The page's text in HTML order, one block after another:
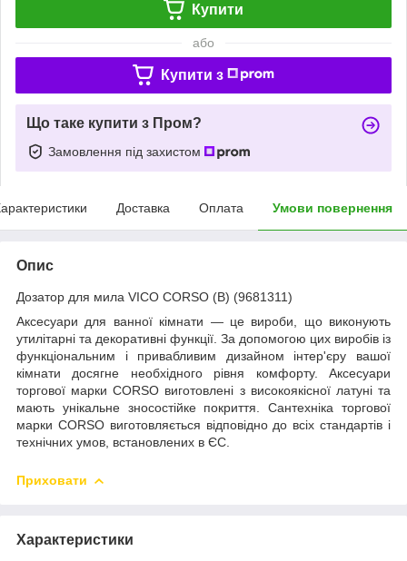
Купити
або
Купити з
Що таке купити з Пром?
Замовлення під захистом
Доставка Оплата Умови повернення
Опис
Дозатор для мила VICO CORSO (B) (9681311)
Аксесуари для ванної кімнати — це вироби, що виконують
утилітарні та декоративні функції. За допомогою цих виробів із
функціональним і привабливим дизайном інтер'єру вашої
кімнати досягне необхідного рівня комфорту. Аксесуари
торгової марки CORSO виготовлені з високоякісної латуні та
мають унікальне зносостійке покриття. Сантехніка торгової
марки CORSO виготовляється відповідно до всіх стандартів і
технічних умов, встановлених в ЄС.
Приховати
Характеристики